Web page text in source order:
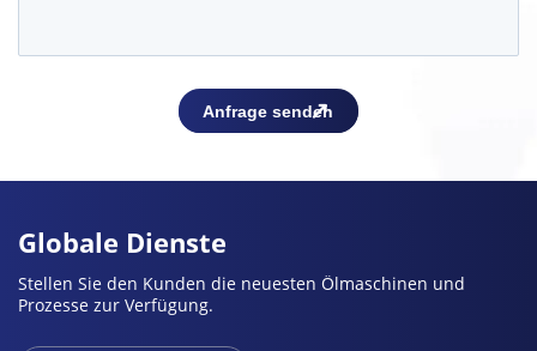
Globale Dienste
Stellen Sie den Kunden die neuesten Ölmaschinen und
Prozesse zur Verfügung.